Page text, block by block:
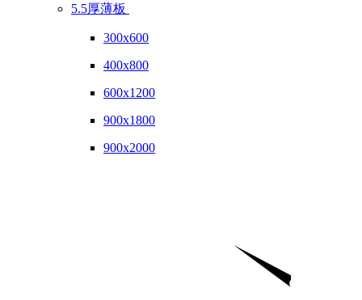
5.5厚薄板
300x600
400x800
600x1200
900x1800
900x2000